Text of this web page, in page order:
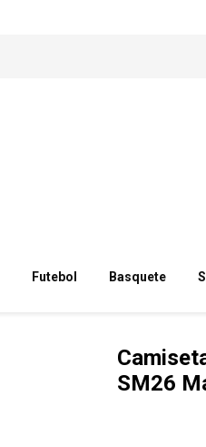
Futebol Basquete
SM26